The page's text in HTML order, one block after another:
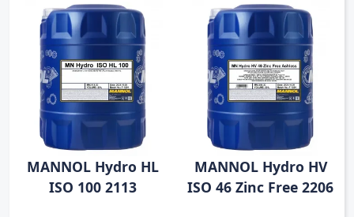
MANNOL Hydro HL
ISO 100 2113
MANNOL Hydro HV
ISO 46 Zinc Free 2206